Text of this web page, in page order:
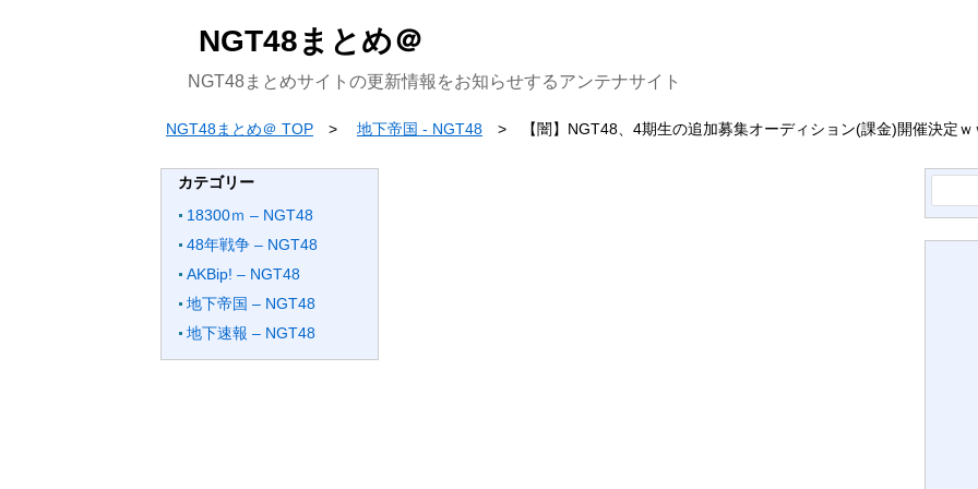
NGT48まとめ＠
NGT48まとめサイトの更新情報をお知らせするアンテナサイト
NGT48まとめ＠ TOP 地下帝国 - NGT48 【闇】NGT48、4期生の追加募集オーディション(課金)開催決定ｗ
カテゴリー
18300ｍ – NGT48
48年戦争 – NGT48
AKBip! – NGT48
地下帝国 – NGT48
地下速報 – NGT48
索: